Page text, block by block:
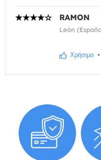
RAMON
León
Χρήσιμο •